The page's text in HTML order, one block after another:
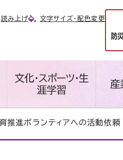
読み上げ 文字サイズ・配色変更
文化・スポーツ・生
涯学習
産
推進ボランティアへの活動依頼